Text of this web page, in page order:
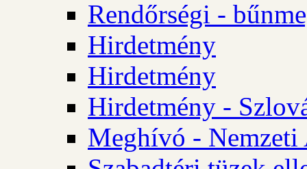
Rendőrségi -
Hirdetmény
Hirdetmény
Hirdetmény -
Meghívó - Nemzeti